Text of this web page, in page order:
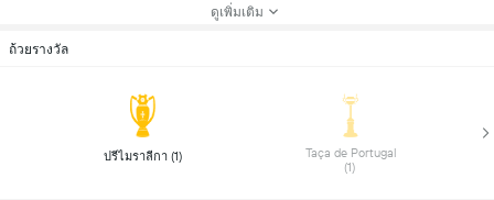
ดูเพิ่มเติม
ถ้วยรางวัล
Taça de Portugal
(1)